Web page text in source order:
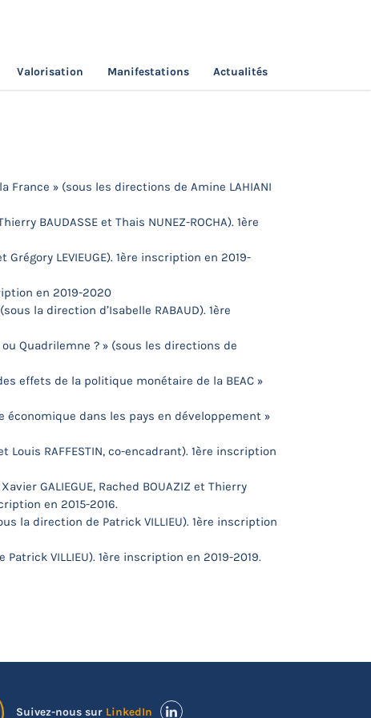
Valorisation Manifestations Actualités
» (sous les directions de Amine LAHIANI
BAUDASSE et Thais NUNEZ-ROCHA). 1ère
LEVIEUGE). 1ère inscription en 2019-
en 2019-2020
la direction d’Isabelle RABAUD). 1ère
Quadrilemne ? » (sous les directions de
effets de la politique monétaire de la BEAC »
dans les pays en développement »
RAFFESTIN, co-encadrant). 1ère inscription
GALIEGUE, Rached BOUAZIZ et Thierry
en 2015-2016.
la direction de Patrick VILLIEU). 1ère inscription
VILLIEU). 1ère inscription en 2019-2019.
Suivez-nous sur LinkedIn